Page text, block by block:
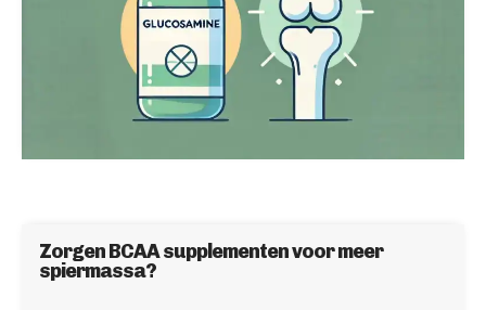
Zorgen BCAA supplementen voor meer
spiermassa?